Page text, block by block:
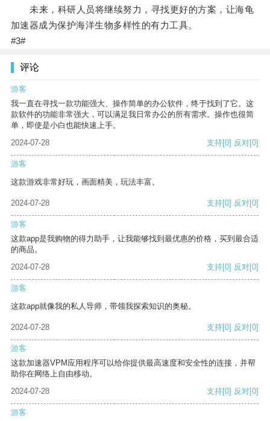
未来，科研人员将继续努力，寻找更好的方案，让海龟
加速器成为保护海洋生物多样性的有力工具。
#3#
评论
游客
我一直在寻找一款功能强大、操作简单的办公软件，终于找到了它。这
款软件的功能非常强大，可以满足我日常办公的所有需求。操作也很简
单，即使是小白也能快速上手。
2024-07-28
支持[0] 反对[0]
游客
这款游戏非常好玩，画面精美，玩法丰富。
2024-07-28 支持[0] 反对[0]
游客
这款app是我购物的得力助手，让我能够找到最优惠的价格，买到最合适
的商品。
2024-07-28
支持[0] 反对[0]
游客
这款app就像我的私人导师，带领我探索知识的奥秘。
2024-07-28 支持[0] 反对[0]
游客
这款加速器VPM应用程序可以给你提供最高速度和安全性的连接，并帮
助你在网络上自由移动。
2024-07-28
支持[0] 反对[0]
游客